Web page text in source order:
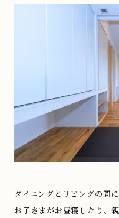
ダイニングとリビングの間
お子さまがお昼寝したり、